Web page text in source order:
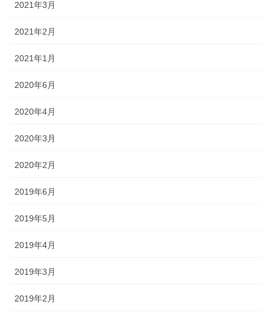
2021年3月
2021年2月
2021年1月
2020年6月
2020年4月
2020年3月
2020年2月
2019年6月
2019年5月
2019年4月
2019年3月
2019年2月